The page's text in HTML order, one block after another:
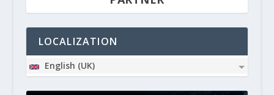
LOCALIZATION
English (UK)